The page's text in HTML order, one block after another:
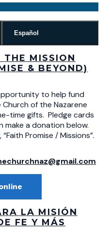
Español
THE MISSION
& BEYOND)
to help fund
of the Nazarene
time gifts. Pledge cards
make a donation below.
Promise / Missions”.
LA MISIÓN
FE Y MÁS